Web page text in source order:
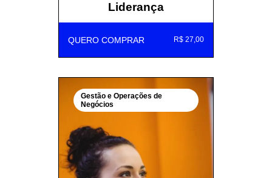
Liderança
QUERO COMPRAR R$ 27,00
Gestão e Operações de
Negócios